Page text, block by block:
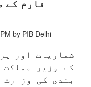
by PIB Delhi
شماریات اور
کے وزیر مملکت
بندی کی